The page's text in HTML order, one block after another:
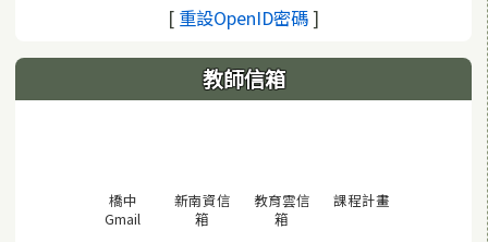
[ 重設OpenID密碼(另開視窗)
]
教師信箱
橋中
Gmail (另開視窗)
新南資信
箱
教育雲信
箱
課程計畫(另開視窗)